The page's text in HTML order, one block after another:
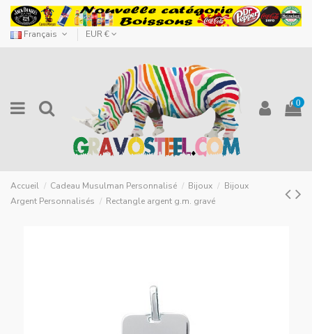
Français EUR €
0
Accueil Cadeau Musulman Personnalisé Bijoux
Bijoux
Argent Personnalisés
Rectangle argent g.m. gravé